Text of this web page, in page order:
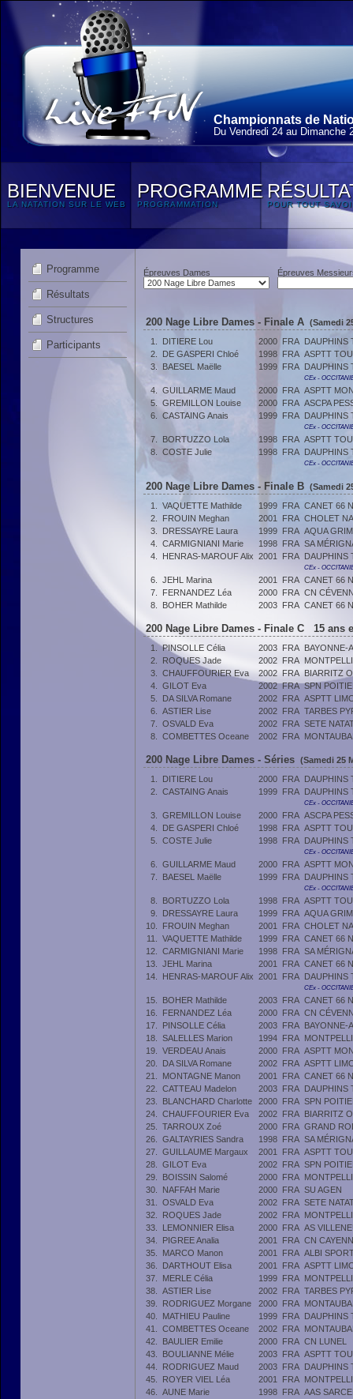
Championnats de
Du Vendredi 24 au Dimanche
BIENVENUE
LA NATATION SUR LE WEB
PROGRAMME
PROGRAMMATION POUR TOUT
Programme
Résultats
Structures
Participants
Épreuves Dames Épreuves
200 Nage Libre Dames - Finale A (Samedi
1.
DITIERE Lou 2000 FRA DAUPHINS
2.
DE GASPERI Chloé 1998 FRA ASPTT
3.
BAESEL Maëlle 1999 FRA DAUPHINS
CEx -
4. GUILLARME Maud 2000 FRA ASPTT
5.
GREMILLON Louise 2000 FRA ASCPA
6.
CASTAING Anais 1999 FRA DAUPHINS
CEx -
7. BORTUZZO Lola 1998 FRA ASPTT
8.
COSTE Julie 1998 FRA DAUPHINS
CEx -
200 Nage Libre Dames - Finale B (Samedi
1.
VAQUETTE Mathilde 1999 FRA CANET 66
2.
FROUIN Meghan 2001 FRA CHOLET
3.
DRESSAYRE Laura 1999 FRA AQUA
4.
CARMIGNIANI Marie 1998 FRA SA
4.
HENRAS-MAROUF Alix 2001 FRA DAUPHINS
CEx -
6. JEHL Marina 2001 FRA CANET 66
7.
FERNANDEZ Léa 2000 FRA CN
8.
BOHER Mathilde 2003 FRA CANET 66
200 Nage Libre Dames - Finale C 15 ans
1. PINSOLLE Célia 2003 FRA BAYONNE-
2.
ROQUES Jade 2002 FRA
3.
CHAUFFOURIER Eva 2002 FRA BIARRITZ
4.
GILOT Eva 2002 FRA SPN
5.
DA SILVA Romane 2002 FRA ASPTT
6.
ASTIER Lise 2002 FRA TARBES
7.
OSVALD Eva 2002 FRA SETE
8.
COMBETTES Oceane 2002 FRA
200 Nage Libre Dames - Séries (Samedi 25
1.
DITIERE Lou 2000 FRA DAUPHINS
2.
CASTAING Anais 1999 FRA DAUPHINS
CEx -
3. GREMILLON Louise 2000 FRA ASCPA
4.
DE GASPERI Chloé 1998 FRA ASPTT
5.
COSTE Julie 1998 FRA DAUPHINS
CEx -
6. GUILLARME Maud 2000 FRA ASPTT
7.
BAESEL Maëlle 1999 FRA DAUPHINS
CEx -
8. BORTUZZO Lola 1998 FRA ASPTT
9.
DRESSAYRE Laura 1999 FRA AQUA
10.
FROUIN Meghan 2001 FRA CHOLET
11.
VAQUETTE Mathilde 1999 FRA CANET 66
12.
CARMIGNIANI Marie 1998 FRA SA
13.
JEHL Marina 2001 FRA CANET 66
14.
HENRAS-MAROUF Alix 2001 FRA DAUPHINS
CEx -
15. BOHER Mathilde 2003 FRA CANET 66
16.
FERNANDEZ Léa 2000 FRA CN
17.
PINSOLLE Célia 2003 FRA BAYONNE-
18.
SALELLES Marion 1994 FRA
19.
VERDEAU Anais 2000 FRA ASPTT
20.
DA SILVA Romane 2002 FRA ASPTT
21.
MONTAGNE Manon 2001 FRA CANET 66
22.
CATTEAU Madelon 2003 FRA DAUPHINS
23.
BLANCHARD Charlotte 2000 FRA SPN
24.
CHAUFFOURIER Eva 2002 FRA BIARRITZ
25.
TARROUX Zoé 2000 FRA GRAND
26.
GALTAYRIES Sandra 1998 FRA SA
27.
GUILLAUME Margaux 2001 FRA ASPTT
28.
GILOT Eva 2002 FRA SPN
29.
BOISSIN Salomé 2000 FRA
30.
NAFFAH Marie 2000 FRA SU AGEN
31.
OSVALD Eva 2002 FRA SETE
32.
ROQUES Jade 2002 FRA
33.
LEMONNIER Elisa 2000 FRA AS
34.
PIGREE Analia 2001 FRA CN
35.
MARCO Manon 2001 FRA ALBI
36.
DARTHOUT Elisa 2001 FRA ASPTT
37.
MERLE Célia 1999 FRA
38.
ASTIER Lise 2002 FRA TARBES
39.
RODRIGUEZ Morgane 2000 FRA
40.
MATHIEU Pauline 1999 FRA DAUPHINS
41.
COMBETTES Oceane 2002 FRA
42.
BAULIER Emilie 2000 FRA CN LUNEL
43.
BOULIANNE Mélie 2003 FRA ASPTT
44.
RODRIGUEZ Maud 2003 FRA DAUPHINS
45.
ROYER VIEL Léa 2001 FRA
46.
AUNE Marie 1998 FRA AAS